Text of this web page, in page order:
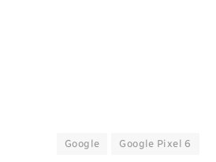
Google Google Pixel 6